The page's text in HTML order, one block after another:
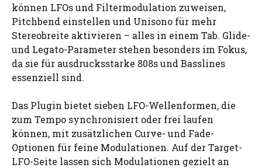
können LFOs und Filtermodulation zuweisen,
Pitchbend einstellen und Unisono für mehr
Stereobreite aktivieren – alles in einem Tab. Glide-
und Legato-Parameter stehen besonders im Fokus,
da sie für ausdrucksstarke 808s und Basslines
essenziell sind.
Das Plugin bietet sieben LFO-Wellenformen, die
zum Tempo synchronisiert oder frei laufen
können, mit zusätzlichen Curve- und Fade-
Optionen für feine Modulationen. Auf der Target-
LFO-Seite lassen sich Modulationen gezielt an